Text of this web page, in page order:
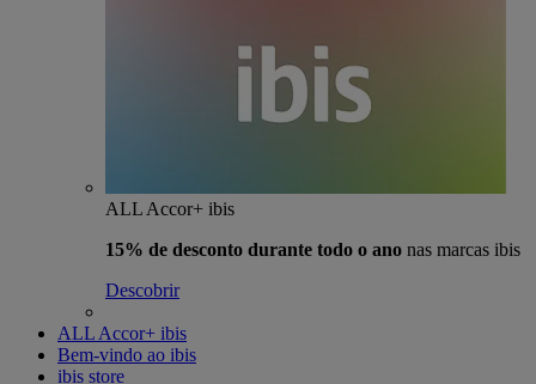
ALL Accor+ ibis
15% de desconto durante todo o ano nas marcas ibis
Descobrir
ALL Accor+ ibis
Bem-vindo ao ibis
ibis store